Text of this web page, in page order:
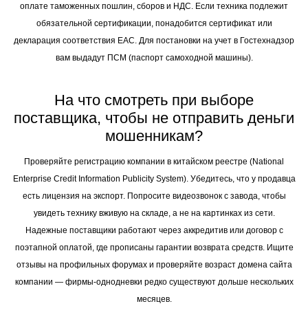
оплате таможенных пошлин, сборов и НДС. Если техника подлежит
обязательной сертификации, понадобится сертификат или
декларация соответствия ЕАС. Для постановки на учет в Гостехнадзор
вам выдадут ПСМ (паспорт самоходной машины).
На что смотреть при выборе
поставщика, чтобы не отправить деньги
мошенникам?
Проверяйте регистрацию компании в китайском реестре (National
Enterprise Credit Information Publicity System). Убедитесь, что у продавца
есть лицензия на экспорт. Попросите видеозвонок с завода, чтобы
увидеть технику вживую на складе, а не на картинках из сети.
Надежные поставщики работают через аккредитив или договор с
поэтапной оплатой, где прописаны гарантии возврата средств. Ищите
отзывы на профильных форумах и проверяйте возраст домена сайта
компании — фирмы-однодневки редко существуют дольше нескольких
месяцев.